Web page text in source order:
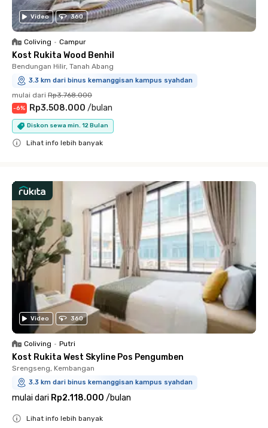
Video 360
Coliving • Campur
Kost Rukita Wood Benhil
Bendungan Hilir, Tanah Abang
3.3 km dari binus kemanggisan kampus syahdan
mulai dari Rp3.768.000
-6% Rp3.508.000 /bulan
Diskon sewa min. 12 Bulan
Lihat info lebih banyak
Video 360
Coliving • Putri
Kost Rukita West Skyline Pos Pengumben
Srengseng, Kembangan
3.3 km dari binus kemanggisan kampus syahdan
mulai dari Rp2.118.000 /bulan
Lihat info lebih banyak